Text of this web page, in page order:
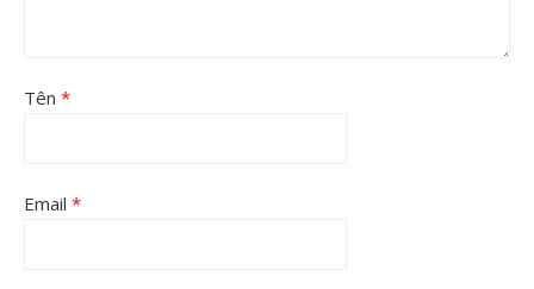
Tên *
Email *